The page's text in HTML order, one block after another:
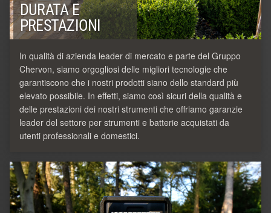
DURATA E
PRESTAZIONI
In qualità di azienda leader di mercato e parte del Gruppo
Chervon, siamo orgogliosi delle migliori tecnologie che
garantiscono che i nostri prodotti siano dello standard più
elevato possibile. In effetti, siamo così sicuri della qualità e
delle prestazioni dei nostri strumenti che offriamo garanzie
leader del settore per strumenti e batterie acquistati da
utenti professionali e domestici.